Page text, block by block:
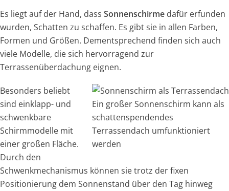
Es liegt auf der Hand, dass Sonnenschirme dafür erfunden
wurden, Schatten zu schaffen. Es gibt sie in allen Farben,
Formen und Größen. Dementsprechend finden sich auch
viele Modelle, die sich hervorragend zur
Terrassenüberdachung eignen.
Ein großer Sonnenschirm kann als
schattenspendendes
Terrassendach umfunktioniert
werden
Besonders beliebt
sind einklapp- und
schwenkbare
Schirmmodelle mit
einer großen Fläche.
Durch den
Schwenkmechanismus können sie trotz der fixen
Positionierung dem Sonnenstand über den Tag hinweg